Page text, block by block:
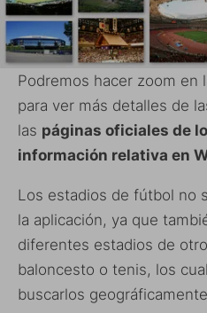
Podremos hacer zoom en
para ver más detalles de
las páginas oficiales de
información relativa en
Los estadios de fútbol no
la aplicación, ya que
diferentes estadios de
baloncesto o tenis, los
buscarlos